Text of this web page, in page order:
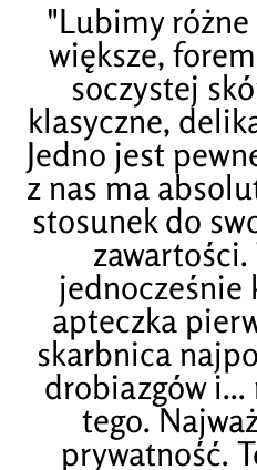
"Lubimy różne
większe,
soczystej
klasyczne,
Jedno jest
z nas ma
stosunek do
jednocześnie
apteczka
skarbnica
drobiazgów
tego.
prywatność.